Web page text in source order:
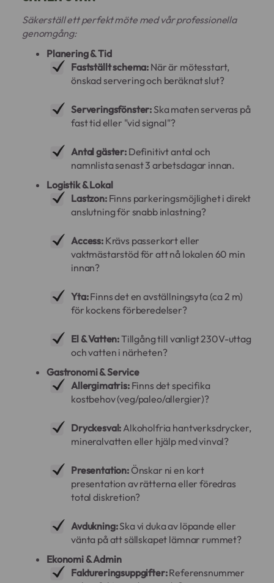
Säkerställ ett perfekt möte med vår professionella
genomgång:
Planering & Tid
Fastställt schema: När är mötesstart,
önskad servering och beräknat slut?
Serveringsfönster: Ska maten serveras på
fast tid eller "vid signal"?
Antal gäster:Definitivt antal och
namnlista senast 3 arbetsdagar innan.
Logistik & Lokal
Lastzon:Finns parkeringsmöjlighet i direkt
anslutning för snabb inlastning?
Access:Krävs passerkort eller
vaktmästarstöd för att nå lokalen 60 min
innan?
Yta:Finns det en avställningsyta (ca 2 m)
för kockens förberedelser?
El & Vatten:Tillgång till vanligt 230V-uttag
och vatten i närheten?
Gastronomi & Service
Allergimatris:Finns det specifika
kostbehov (veg/paleo/allergier)?
Dryckesval:Alkoholfria hantverksdrycker,
mineralvatten eller hjälp med vinval?
Presentation:Önskar ni en kort
presentation av rätterna eller föredras
total diskretion?
Avdukning:Ska vi duka av löpande eller
vänta på att sällskapet lämnar rummet?
Ekonomi & Admin
Faktureringsuppgifter:Referensnummer